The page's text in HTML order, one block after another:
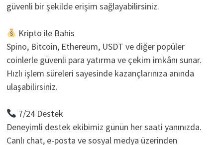
güvenli bir şekilde erişim sağlayabilirsiniz.
Kripto ile Bahis
Spino, Bitcoin, Ethereum, USDT ve diğer popüler
coinlerle güvenli para yatırma ve çekim imkânı sunar.
Hızlı işlem süreleri sayesinde kazançlarınıza anında
ulaşabilirsiniz.
7/24 Destek
Deneyimli destek ekibimiz günün her saati yanınızda.
Canlı chat, e-posta ve sosyal medya üzerinden